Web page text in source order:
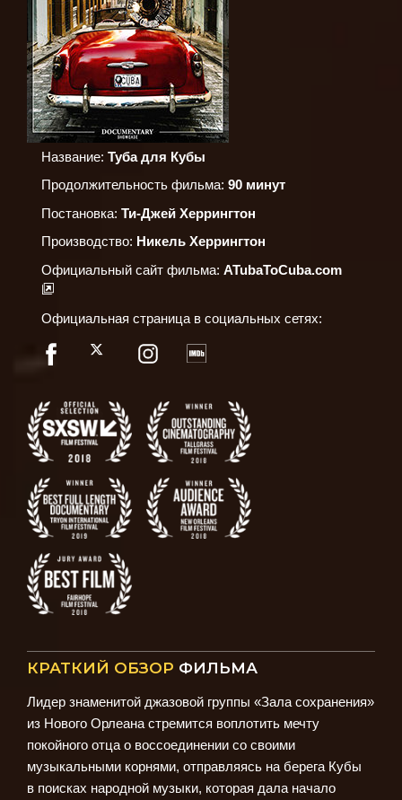
Название: Туба для Кубы
Продолжительность фильма: 90 минут
Постановка: Ти-Джей Херрингтон
Производство: Никель Херрингтон
Официальный сайт фильма: ATubaToCuba.com
Официальная страница в социальных сетях:
КРАТКИЙ ОБЗОР ФИЛЬМА
Лидер знаменитой джазовой группы «Зала сохранения»
из Нового Орлеана стремится воплотить мечту
покойного отца о воссоединении со своими
музыкальными корнями, отправляясь на берега Кубы
в поисках народной музыки, которая дала начало